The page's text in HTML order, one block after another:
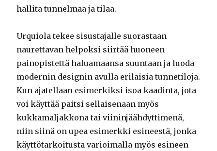
hallita tunnelmaa ja tilaa.
Urquiola tekee sisustajalle suorastaan
naurettavan helpoksi siirtää huoneen
painopistettä haluamaansa suuntaan ja luoda
modernin designin avulla erilaisia tunnetiloja.
Kun ajatellaan esimerkiksi isoa kaadinta, jota
voi käyttää paitsi sellaisenaan myös
kukkamaljakkona tai viininjäähdyttimenä,
niin siinä on upea esimerkki esineestä, jonka
käyttötarkoitusta varioimalla myös esineen